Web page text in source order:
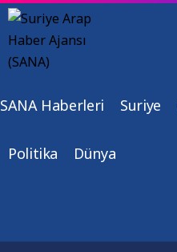
SANA Haberleri Suriye
Politika Dünya